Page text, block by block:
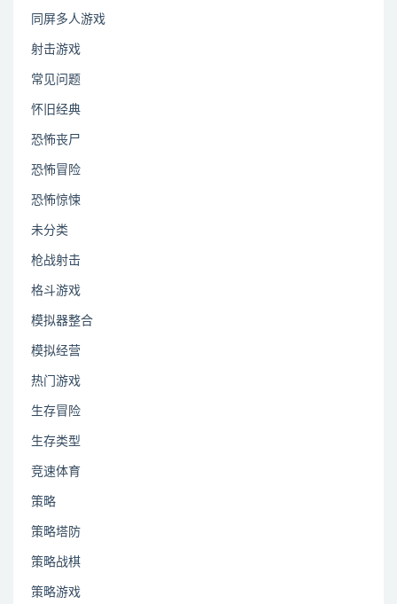
同屏多人游戏
射击游戏
常见问题
怀旧经典
恐怖丧尸
恐怖冒险
恐怖惊悚
未分类
枪战射击
格斗游戏
模拟器整合
模拟经营
热门游戏
生存冒险
生存类型
竞速体育
策略
策略塔防
策略战棋
策略游戏